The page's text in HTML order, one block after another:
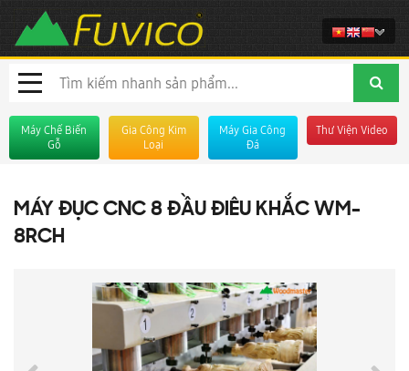
Máy Chế Biến
Gỗ
Gia Công Kim
Loại
Máy Gia Công
Đá
Thư Viện Video
MÁY ĐỤC CNC 8 ĐẦU ĐIÊU KHẮC WM-
8RCH